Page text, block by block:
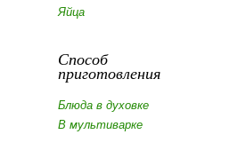
Яйца
Способ
приготовления
Блюда в духовке
В мультиварке